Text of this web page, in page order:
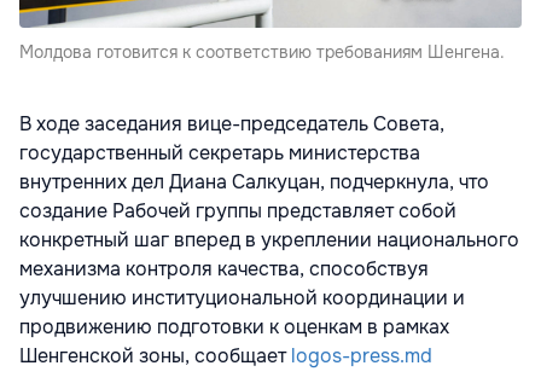
Молдова готовится к соответствию требованиям Шенгена.
В ходе заседания вице-председатель Совета,
государственный секретарь министерства
внутренних дел Диана Салкуцан, подчеркнула, что
создание Рабочей группы представляет собой
конкретный шаг вперед в укреплении национального
механизма контроля качества, способствуя
улучшению институциональной координации и
продвижению подготовки к оценкам в рамках
Шенгенской зоны, сообщаетlogos-press.md